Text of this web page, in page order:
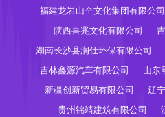
福建龙岩山全文化集团有限公司
陕西喜兆文化有限公司
湖南长沙县润仕环保有限公司
吉林鑫源汽车有限公司
山东
新疆创新贸易有限公司
辽
贵州锦靖建筑有限公司